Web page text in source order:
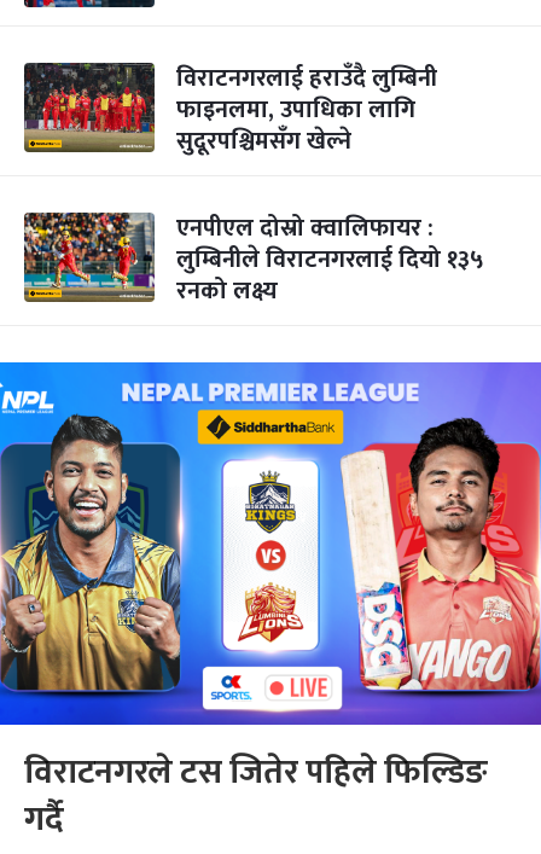
विराटनगरलाई हराउँदै लुम्बिनी
फाइनलमा, उपाधिका लागि
सुदूरपश्चिमसँग खेल्ने
एनपीएल दोस्रो क्वालिफायर :
लुम्बिनीले विराटनगरलाई दियो १३५
रनको लक्ष्य
विराटनगरले टस जितेर पहिले फिल्डिङ
गर्दै